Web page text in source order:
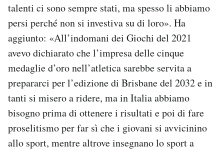
talenti ci sono sempre stati, ma spesso li abbiamo
persi perché non si investiva su di loro». Ha
aggiunto: «All’indomani dei Giochi del 2021
avevo dichiarato che l’impresa delle cinque
medaglie d’oro nell’atletica sarebbe servita a
prepararci per l’edizione di Brisbane del 2032 e in
tanti si misero a ridere, ma in Italia abbiamo
bisogno prima di ottenere i risultati e poi di fare
proselitismo per far sì che i giovani si avvicinino
allo sport, mentre altrove insegnano lo sport a